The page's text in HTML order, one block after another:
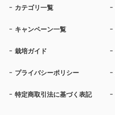
カテゴリ一覧
キャンペーン一覧
栽培ガイド
プライバシーポリシー
特定商取引法に基づく表記